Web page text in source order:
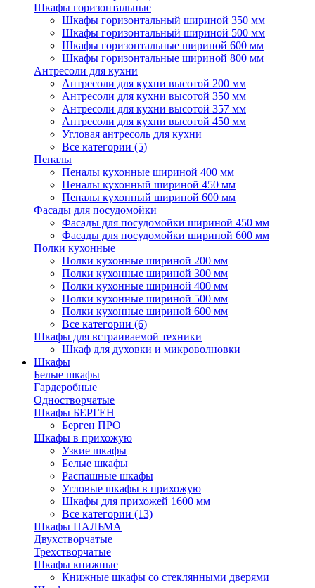
Шкафы горизонтальные
Шкафы горизонтальный шириной 350 мм
Шкафы горизонтальный шириной 500 мм
Шкафы горизонтальные шириной 600 мм
Шкафы горизонтальные шириной 800 мм
Антресоли для кухни
Антресоли для кухни высотой 200 мм
Антресоли для кухни высотой 350 мм
Антресоли для кухни высотой 357 мм
Антресоли для кухни высотой 450 мм
Угловая антресоль для кухни
Все категории (5)
Пеналы
Пеналы кухонные шириной 400 мм
Пеналы кухонный шириной 450 мм
Пеналы кухонный шириной 600 мм
Фасады для посудомойки
Фасады для посудомойки шириной 450 мм
Фасады для посудомойки шириной 600 мм
Полки кухонные
Полки кухонные шириной 200 мм
Полки кухонные шириной 300 мм
Полки кухонные шириной 400 мм
Полки кухонные шириной 500 мм
Полки кухонные шириной 600 мм
Все категории (6)
Шкафы для встраиваемой техники
Шкаф для духовки и микроволновки
Шкафы
Белые шкафы
Гардеробные
Одностворчатые
Шкафы БЕРГЕН
Берген ПРО
Шкафы в прихожую
Узкие шкафы
Белые шкафы
Распашные шкафы
Угловые шкафы в прихожую
Шкафы для прихожей 1600 мм
Все категории (13)
Шкафы ПАЛЬМА
Двухстворчатые
Трехстворчатые
Шкафы книжные
Книжные шкафы со стеклянными дверями